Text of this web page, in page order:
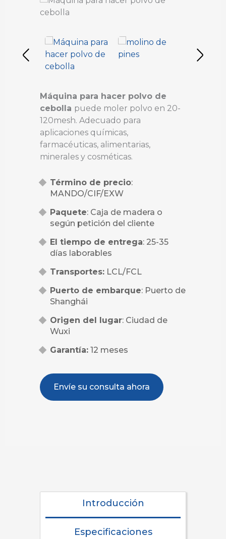
Máquina para hacer polvo de
cebolla puede moler polvo en 20-
120mesh. Adecuado para
aplicaciones químicas,
farmacéuticas, alimentarias,
minerales y cosméticas.
Término de precio:
MANDO/CIF/EXW
Paquete: Caja de madera o
según petición del cliente
El tiempo de entrega: 25-35
días laborables
Transportes: LCL/FCL
Puerto de embarque: Puerto de
Shanghái
Origen del lugar: Ciudad de
Wuxi
Garantía: 12 meses
Envíe su consulta ahora
Introducción
Especificaciones